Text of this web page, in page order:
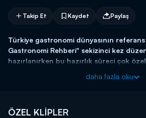
Takip Et Kaydet Paylaş
Türkiye gastronomi dünyasının
Gastronomi Rehberi" sekizinci kez
hazırlanırken bu hazırlık süreci çok
daha fazla oku
ÖZEL KLİPLER